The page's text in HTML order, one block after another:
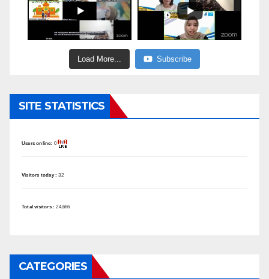
Load More... Subscribe
SITE STATISTICS
Users online: 0
Visitors today :32
Total visitors :24,666
CATEGORIES